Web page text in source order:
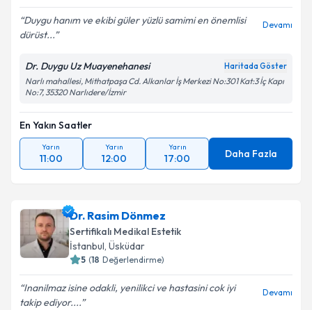
Duygu hanım ve ekibi güler yüzlü samimi en önemlisi
dürüst...
Devamı
Dr. Duygu Uz Muayenehanesi Haritada Göster
Narlı mahallesi, Mithatpaşa Cd. Alkanlar İş Merkezi No:301 Kat:3 İç Kapı
No:7, 35320 Narlıdere/İzmir
En Yakın Saatler
Yarın
11:00
Yarın
12:00
Yarın
17:00 Daha Fazla
Dr. Rasim Dönmez
Sertifikalı Medikal Estetik
İstanbul, Üsküdar
5 (18 Değerlendirme)
Inanilmaz isine odakli, yenilikci ve hastasini cok iyi
takip ediyor....
Devamı